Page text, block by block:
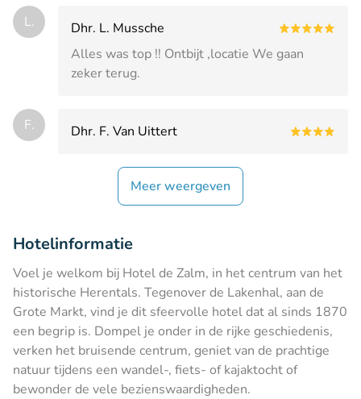
L.
Dhr. L. Mussche
Alles was top !! Ontbijt ,locatie We gaan
zeker terug.
F. Dhr. F. Van Uittert
Meer weergeven
Hotelinformatie
Voel je welkom bij Hotel de Zalm, in het centrum van het
historische Herentals. Tegenover de Lakenhal, aan de
Grote Markt, vind je dit sfeervolle hotel dat al sinds 1870
een begrip is. Dompel je onder in de rijke geschiedenis,
verken het bruisende centrum, geniet van de prachtige
natuur tijdens een wandel-, fiets- of kajaktocht of
bewonder de vele bezienswaardigheden.